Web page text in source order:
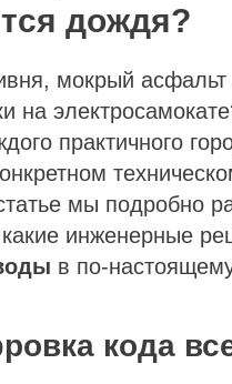
дождя?
мокрый
на
практичного
мы подробно
инженерные
в по-
кода